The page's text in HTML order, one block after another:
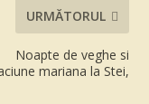
URMĂTORUL
Noapte de veghe si
mariana la Stei,